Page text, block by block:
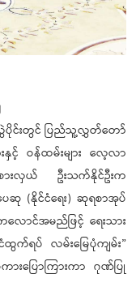
ပိုင်းတွင် ပြည်သူ့လွှတ်တော်
င့် ဝန်ထမ်းများ လေ့လာ
းလှယ် ဦးသက်နိုင်ဦးက
ေဆု (နိုင်ငံရေး) ဆုရစာအုပ်
ောင်အမည်ဖြင့် ရေးသား
က်ရပ် လမ်းမြေပုံကျမ်း”
ပြောကြားကာ ဂုဏ်ပြု